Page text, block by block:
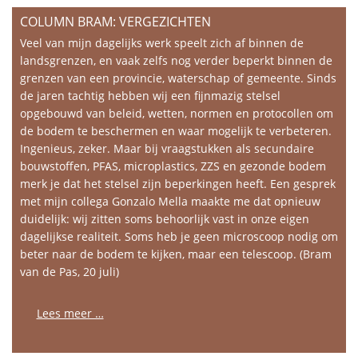
COLUMN BRAM: VERGEZICHTEN
Veel van mijn dagelijks werk speelt zich af binnen de
landsgrenzen, en vaak zelfs nog verder beperkt binnen de
grenzen van een provincie, waterschap of gemeente. Sinds
de jaren tachtig hebben wij een fijnmazig stelsel
opgebouwd van beleid, wetten, normen en protocollen om
de bodem te beschermen en waar mogelijk te verbeteren.
Ingenieus, zeker. Maar bij vraagstukken als secundaire
bouwstoffen, PFAS, microplastics, ZZS en gezonde bodem
merk je dat het stelsel zijn beperkingen heeft. Een gesprek
met mijn collega Gonzalo Mella maakte me dat opnieuw
duidelijk: wij zitten soms behoorlijk vast in onze eigen
dagelijkse realiteit. Soms heb je geen microscoop nodig om
beter naar de bodem te kijken, maar een telescoop. (Bram
van de Pas, 20 juli)
Lees meer …